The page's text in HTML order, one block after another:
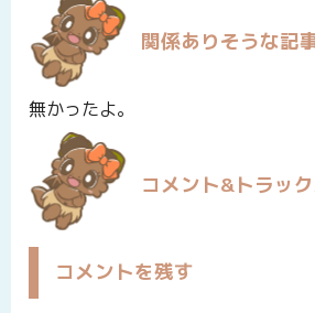
関係ありそうな記
無かったよ。
コメント&トラッ
コメントを残す